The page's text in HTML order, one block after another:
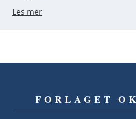
Les mer
FORLAGET